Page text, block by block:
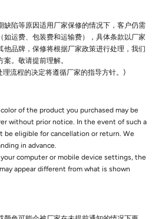
缺陷等原因适用厂家保修的情况下，客户仍需
如运费、包装费和运输费），具体条款以厂家
他品牌，保修将根据厂家政策进行处理，我们
。敬请提前理解。
流程的决定将遵循厂家的指导方针。)
of the product you purchased may be
without prior notice. In the event of such a
be eligible for cancellation or return. We
in advance.
computer or mobile device settings, the
appear different from what is shown